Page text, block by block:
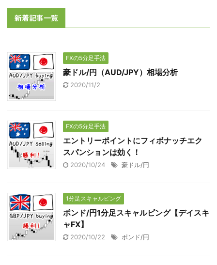
新着記事一覧
FXの5分足手法
豪ドル/円（AUD/JPY）相場分析
2020/11/2
FXの5分足手法
エントリーポイントにフィボナッチエク
スパンションは効く！
2020/10/24 豪ドル/円
1分足スキャルピング
ポンド/円1分足スキャルピング【デイスキ
ャFX】
2020/10/22 ポンド/円